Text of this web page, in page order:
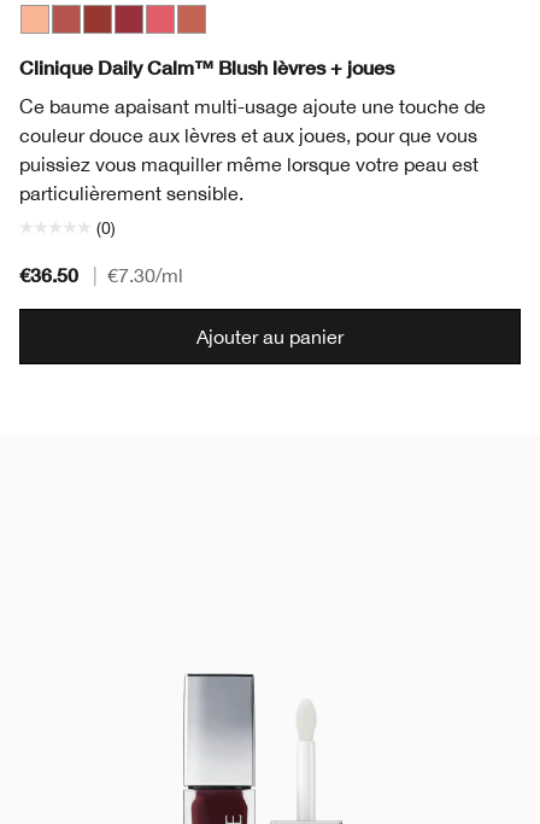
Clinique Daily Calm™ Blush lèvres + joues
Ce baume apaisant multi-usage ajoute une touche de
couleur douce aux lèvres et aux joues, pour que vous
puissiez vous maquiller même lorsque votre peau est
particulièrement sensible.
(0)
€36.50 €7.30/ml
Ajouter au panier